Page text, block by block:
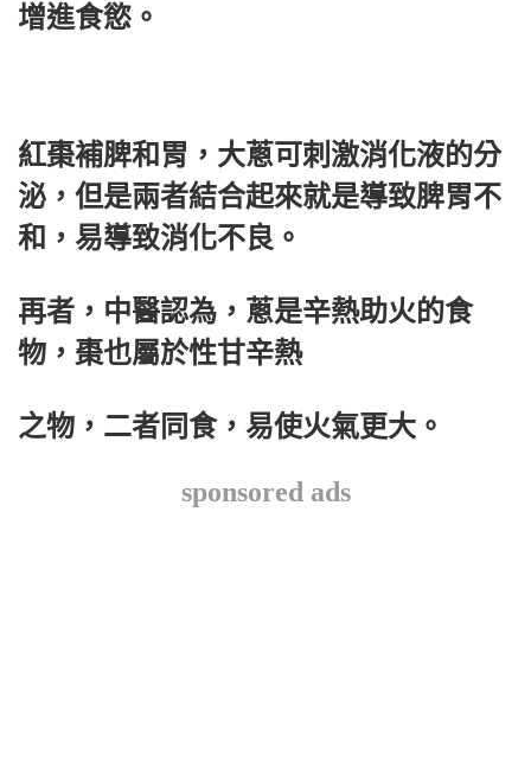
增進食慾。
紅棗補脾和胃，大蔥可刺激消化液的分
泌，但是兩者結合起來就是導致脾胃不
和，易導致消化不良。
再者，中醫認為，蔥是辛熱助火的食
物，棗也屬於性甘辛熱
之物，二者同食，易使火氣更大。
sponsored ads